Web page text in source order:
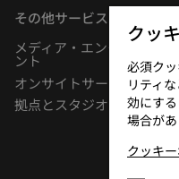
その他サービス
メディア・エンターテイン
ント
オンサイトサービス
拠点とスタジオ
クッ
必須ク
リティ
効にす
場合があ
クッキ